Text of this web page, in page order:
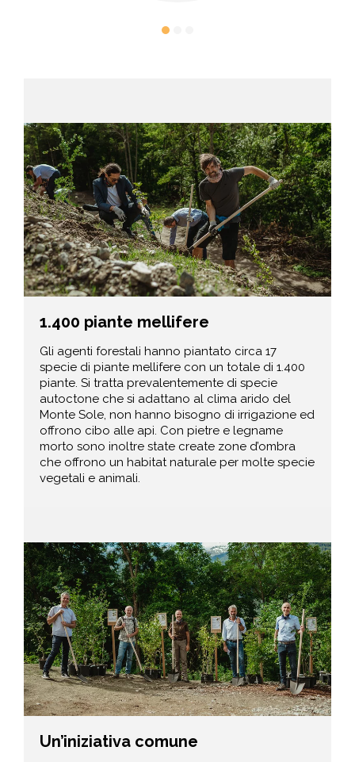
1.400 piante mellifere
Gli agenti forestali hanno piantato circa 17
specie di piante mellifere con un totale di 1.400
piante. Si tratta prevalentemente di specie
autoctone che si adattano al clima arido del
Monte Sole, non hanno bisogno di irrigazione ed
offrono cibo alle api. Con pietre e legname
morto sono inoltre state create zone d’ombra
che offrono un habitat naturale per molte specie
vegetali e animali.
Un’iniziativa comune